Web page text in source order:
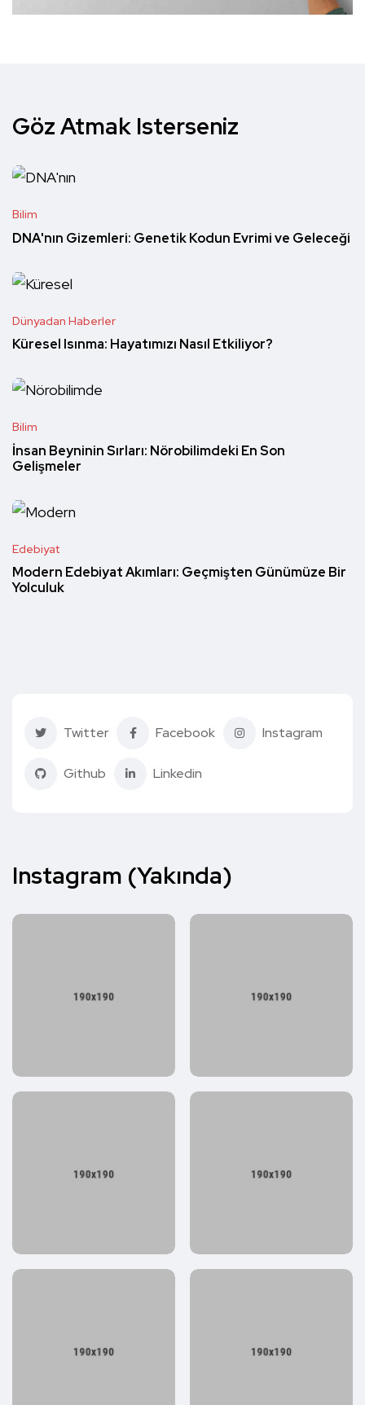
Göz Atmak Isterseniz
Bilim
DNA'nın Gizemleri: Genetik Kodun Evrimi ve Geleceği
Dünyadan Haberler
Küresel Isınma: Hayatımızı Nasıl Etkiliyor?
Bilim
İnsan Beyninin Sırları: Nörobilimdeki En Son
Gelişmeler
Edebiyat
Modern Edebiyat Akımları: Geçmişten Günümüze Bir
Yolculuk
Twitter Facebook Instagram
Github Linkedin
Instagram (Yakında)